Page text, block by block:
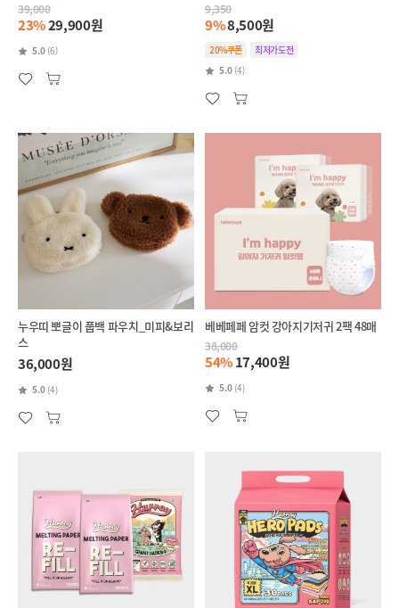
39,000
23%29,900원
5.0 (6)
9,350
9%8,500원
20%쿠폰
최저가도전
5.0 (4)
누우띠 뽀글이 풉백 파우치_미피&보리
스
36,000원
5.0 (4)
베베페페 암컷 강아지기저귀 2팩 48매
38,000
54%17,400원
5.0 (4)